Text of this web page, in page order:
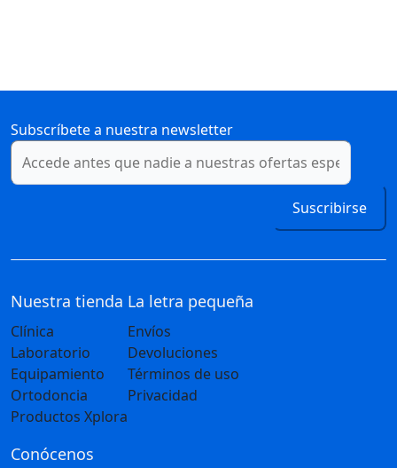
Subscríbete a nuestra newsletter
Suscribirse
Nuestra tienda
Clínica
Laboratorio
Equipamiento
Ortodoncia
Productos Xplora
La letra pequeña
Envíos
Devoluciones
Términos de uso
Privacidad
Conócenos